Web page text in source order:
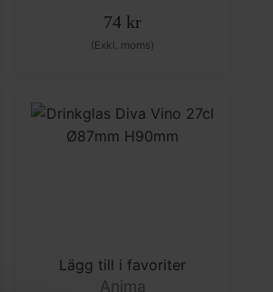
74 kr
(Exkl. moms)
Lägg till i favoriter
Anima